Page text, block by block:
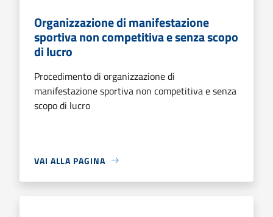
Organizzazione di manifestazione
sportiva non competitiva e senza scopo
di lucro
Procedimento di organizzazione di
manifestazione sportiva non competitiva e senza
scopo di lucro
VAI ALLA PAGINA